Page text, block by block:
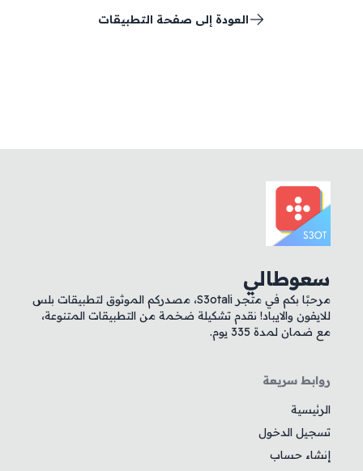
العودة إلى صفحة التطبيقات
سعوطالي
مرحبًا بكم في متجر S3otali، مصدركم الموثوق لتطبيقات بلس
للايفون والايباد! نقدم تشكيلة ضخمة من التطبيقات المتنوعة،
مع ضمان لمدة 335 يوم.
روابط سريعة
الرئيسية
تسجيل الدخول
إنشاء حساب